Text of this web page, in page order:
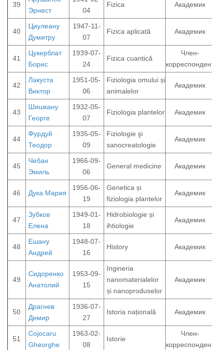
39
Эрнест
04
Fizica Академик
40
Циулеану
Думитру
1947-11-
07
Fizica aplicată Академик
41
Цукерблат
Борис
1939-07-
24
Fizica cuantică
Член-
корреспондент
42
Лакуста
Виктор
1951-05-
06
Fiziologia omului și
animalelor
Академик
43
Шишкану
Георге
1932-05-
07
Fiziologia plantelor Академик
44
Фурдуй
Теодор
1935-05-
09
Fiziologie şi
sanocreatologie
Академик
45
Чебан
Эмиль
1966-09-
06
General medicine Академик
46 Дука Мария
1956-06-
19
Genetica și
fiziologia plantelor
Академик
47
Зубков
Елена
1949-01-
18
Hidrobiologie și
ihtiologie
Академик
48
Ешану
Андрей
1948-07-
16
History Академик
49
Сидоренко
Анатолий
1953-09-
15
Ingineria
nanomaterialelor
și nanoproduselor
Академик
50
Драгнев
Демир
1936-07-
27
Istoria națională Академик
51
Cojocaru
Gheorghe
1963-02-
08
Istorie
Член-
корреспондент